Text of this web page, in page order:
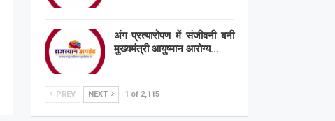
अंग प्रत्यारोपण में संजीवनी बनी
मुख्यमंत्री आयुष्मान आरोग्य…
PREV NEXT 1 of 2,115